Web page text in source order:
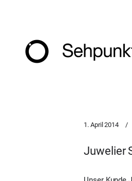
1. April 2014
Juwelier